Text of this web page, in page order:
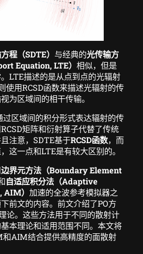
程（SDTE） 与经典的光传输方
Equation, LTE） 相似，但是
LTE描述的是从点到点的光辐射
使用RCSD函数来描述光辐射的传
为区域间的相干传输。
过区域间的积分形式表达辐射的传
矩阵和衍射算子代替了传统
注意，SDTE基于RCSD函数，而
这一点和LTE是有较大区别的。
边界元方法（Boundary Element
自适应积分法（Adaptive
） 加速的全波参考模拟器之
前文的内容。前文介绍了PO方
论。这些方法用于不同的散射计
本理论和适用范围不同。本文将
和AIM结合提供高精度的面散射